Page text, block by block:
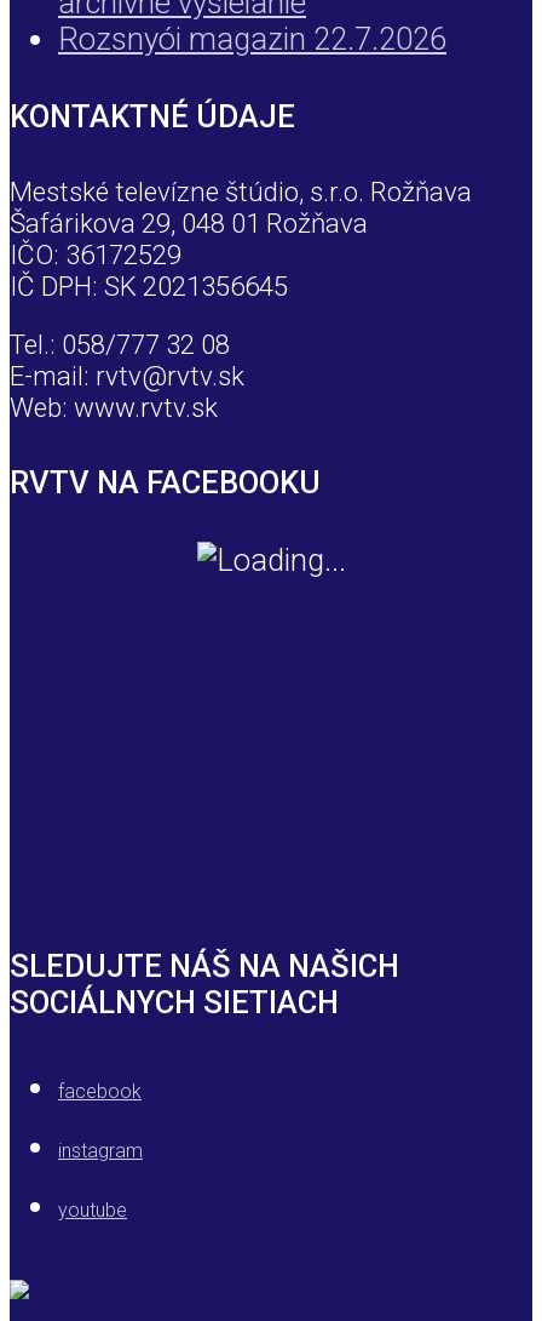
Rozsnyói magazin 22.7.2026
KONTAKTNÉ ÚDAJE
Mestské televízne štúdio, s.r.o. Rožňava
Šafárikova 29, 048 01 Rožňava
IČO: 36172529
IČ DPH: SK 2021356645
Tel.: 058/777 32 08
E-mail: rvtv@rvtv.sk
Web: www.rvtv.sk
RVTV NA FACEBOOKU
SLEDUJTE NÁŠ NA NAŠICH
SOCIÁLNYCH SIETIACH
facebook
instagram
youtube